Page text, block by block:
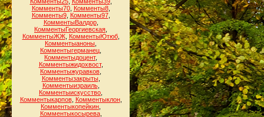
Комменты70, Комменты8,
Комменты9, Комменты97,
КомментыВалдор,
КомментыГеоргиевская
КомментыЖЖ, КомментыЮтюб,
Комментыаноны
Комментыгерманец
Комментыдоцент,
Комментыжидохвост,
Комментыжуравков
Комментызакрыты,
Комментыизраиль,
Комментыискусство
Комментыкарпов, Комментыклон,
Комментыкопейкин
Комментыкосырева,